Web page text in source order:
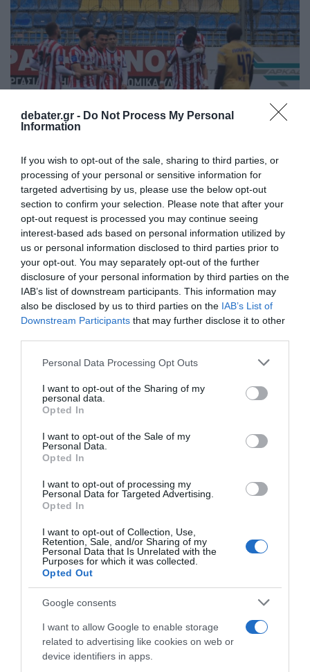
debater.gr - Do Not Process My Personal
Information
If you wish to opt-out of the sale, sharing to third parties, or
processing of your personal or sensitive information for
targeted advertising by us, please use the below opt-out
section to confirm your selection. Please note that after your
opt-out request is processed you may continue seeing
interest-based ads based on personal information utilized by
us or personal information disclosed to third parties prior to
your opt-out. You may separately opt-out of the further
disclosure of your personal information by third parties on the
IAB’s list of downstream participants. This information may
also be disclosed by us to third parties on the IAB’s List of
Downstream Participants that may further disclose it to other
Please note that this website/app uses one or more Google
not limited to your visit or usage behaviour. You may click to
grant or deny consent to Google and its third-party tags to
use your data for below specified purposes in below Google
consent section.
Personal Data Processing Opt Outs
I want to opt-out of the Sharing of my
personal data.
Opted In
I want to opt-out of the Sale of my
Personal Data.
Opted In
I want to opt-out of processing my
Personal Data for Targeted Advertising.
Opted In
I want to opt-out of Collection, Use,
Retention, Sale, and/or Sharing of my
Personal Data that Is Unrelated with the
Purposes for which it was collected.
Opted Out
Google consents
I want to allow Google to enable storage
related to advertising like cookies on web or
device identifiers in apps.
ΑΘΛΗΤΙΚΑ
Αστέρας Τρίπολης – Πανσερραϊκός 0-1:
“Τρίποντη” ανάσα για την ομάδα των Σερρών
Με δέκα παίκτες από το 30' οι γηπεδούχοι
08.03.2026 - 18:01
ΑΘΛΗΤΙΚΑ
ΠΑΟΚ – Αστέρας Τρίπολης 2-0: Άφησε πίσω
την Θέλτα και επέστρεψε στις νίκες
Μετά την ισοπαλία με την ΑΕΛ
01.03.2026 - 21:17